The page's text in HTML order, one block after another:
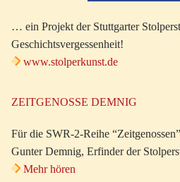
… ein Projekt der Stuttgarter
Geschichtsvergessenheit!
www.stolperkunst.de
ZEITGENOSSE DEMNIG
Für die SWR-2-Reihe
Gunter Demnig, Erfinder der
Mehr hören